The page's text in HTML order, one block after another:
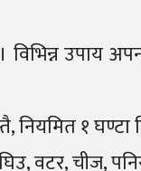
उपाय
नियमित १
वटर, चीज,